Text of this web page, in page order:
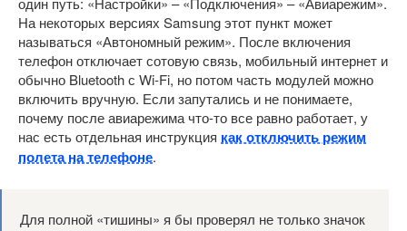
На некоторых версиях Samsung этот пункт может
называться «Автономный режим». После включения
телефон отключает сотовую связь, мобильный интернет и
обычно Bluetooth с Wi-Fi, но потом часть модулей можно
включить вручную. Если запутались и не понимаете,
почему после авиарежима что-то все равно работает, у
нас есть отдельная инструкция как отключить режим
полета на телефоне.
Для полной «тишины» я бы проверял не только значок